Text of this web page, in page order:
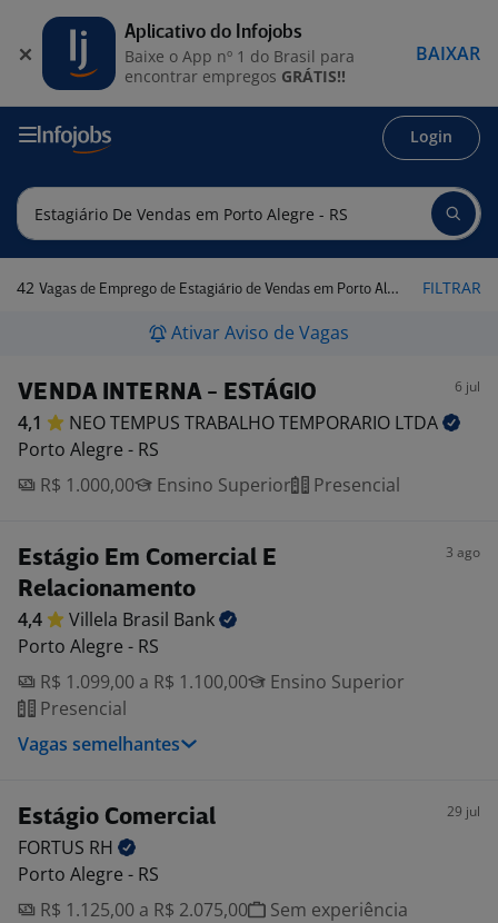
Login
42 Vagas de Emprego de Estagiário de Vendas em Porto Alegre - RS FILTRAR
Ativar Aviso de Vagas
VENDA INTERNA - ESTÁGIO 6 jul
4,1 NEO TEMPUS TRABALHO TEMPORARIO LTDA
Porto Alegre - RS
R$ 1.000,00
Ensino Superior Presencial
Estágio Em Comercial E
Relacionamento
3 ago
4,4 Villela Brasil Bank
Porto Alegre - RS
R$ 1.099,00 a R$ 1.100,00
Ensino Superior
Presencial
Vagas semelhantes
Estágio Comercial 29 jul
FORTUS RH
Porto Alegre - RS
R$ 1.125,00 a R$ 2.075,00
Sem experiência
Aplicativo do Infojobs
Baixe o App nº 1 do Brasil para
encontrar empregos GRÁTIS!!
BAIXAR